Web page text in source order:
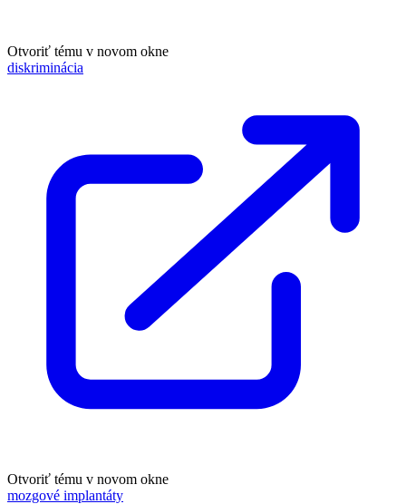
Otvoriť tému v novom okne
diskriminácia
Otvoriť tému v novom okne
mozgové implantáty